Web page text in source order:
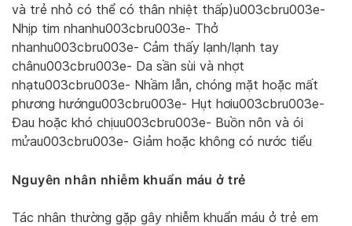
và trẻ nhỏ có thể có thân nhiệt thấp)u003cbru003e-
Nhịp tim nhanhu003cbru003e- Thở
nhanhu003cbru003e- Cảm thấy lạnh/lạnh tay
chânu003cbru003e- Da sần sùi và nhợt
nhạtu003cbru003e- Nhầm lẫn, chóng mặt hoặc mất
phương hướngu003cbru003e- Hụt hơiu003cbru003e-
Đau hoặc khó chịuu003cbru003e- Buồn nôn và ói
mửau003cbru003e- Giảm hoặc không có nước tiểu
Nguyên nhân nhiễm khuẩn máu ở trẻ
Tác nhân thường gặp gây nhiễm khuẩn máu ở trẻ em